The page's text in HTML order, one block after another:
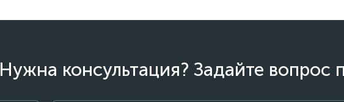
Нужна консультация? Задайте вопрос